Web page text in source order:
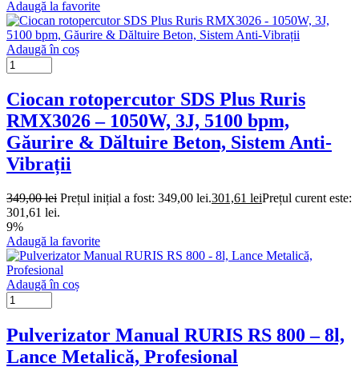
Adaugă la favorite
Adaugă în coș
Ciocan rotopercutor SDS Plus Ruris
RMX3026 – 1050W, 3J, 5100 bpm,
Găurire & Dăltuire Beton, Sistem Anti-
Vibrații
349,00lei Prețul inițial a fost: 349,00 lei.301,61 leiPrețul curent este:
301,61 lei.
9%
Adaugă la favorite
Adaugă în coș
Pulverizator Manual RURIS RS 800 – 8l,
Lance Metalică, Profesional